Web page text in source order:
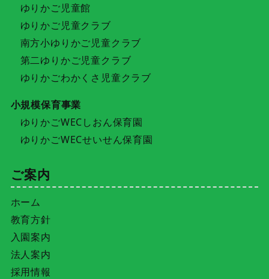
ゆりかご児童館
ゆりかご児童クラブ
南方小ゆりかご児童クラブ
第二ゆりかご児童クラブ
ゆりかごわかくさ児童クラブ
小規模保育事業
ゆりかごWECしおん保育園
ゆりかごWECせいせん保育園
ご案内
ホーム
教育方針
入園案内
法人案内
採用情報